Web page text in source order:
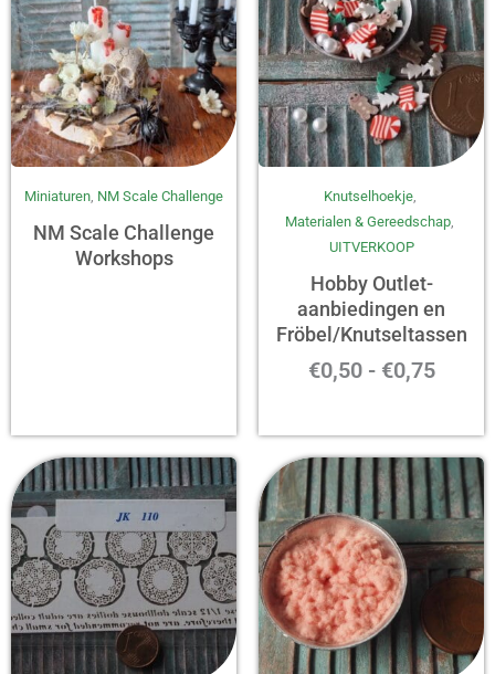
Miniaturen, NM Scale Challenge
NM Scale Challenge
Workshops
Knutselhoekje,
Materialen & Gereedschap,
UITVERKOOP
Hobby Outlet-
aanbiedingen en
Fröbel/Knutseltassen
€0,50 - €0,75
tot